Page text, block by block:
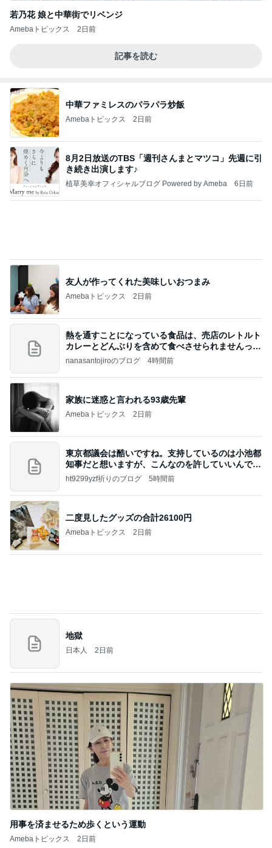
若乃花 娘と中華街でリベンジ
Amebaトピックス 2日前
記事を読む
中華ファミレスのパラパラ炒飯
Amebaトピックス 2日前
8月2日放送のTBS「週刊さんまとマツコ」先週に引
き続き出演します♪
植草美幸オフィシャルブログ Powered by Ameba 6日前
熱を通すことになっている食品は、売店のレトルト
カレーとどんぶりを含めて食べさせられませんっ
て、男
nanasantojiroのブログ 4時間前
家族に迷惑と言われる93歳先輩
Amebaトピックス
東京都議会は酷いですね。支持しているのは小池都
知事だと想いますが、こんなのを許していいんです
か？
ht9299yzf祈りのブログ 5時間前
二度見したグッズの合計26100円
Amebaトピックス
地獄
日本人 2日前
用事を済ませるため歩くという運動
Amebaトピックス 2日前
記事を読む